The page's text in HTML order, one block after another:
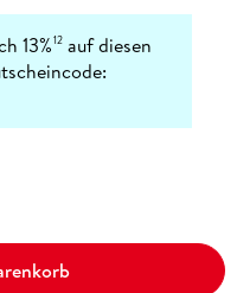
13%12 auf diesen